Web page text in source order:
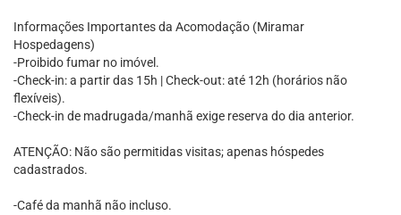
Informações Importantes da Acomodação (Miramar
Hospedagens)
-Proibido fumar no imóvel.
-Check-in: a partir das 15h | Check-out: até 12h (horários não
flexíveis).
-Check-in de madrugada/manhã exige reserva do dia anterior.
ATENÇÃO: Não são permitidas visitas; apenas hóspedes
cadastrados.
-Café da manhã não incluso.